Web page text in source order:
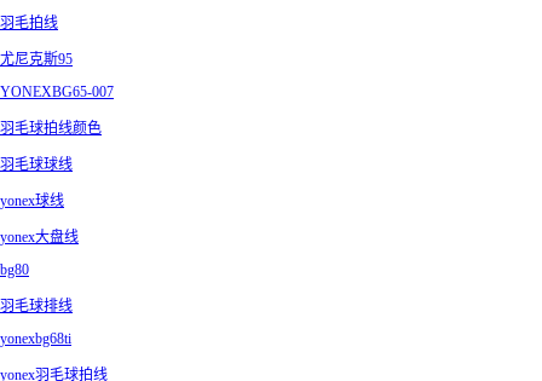
羽毛拍线
尤尼克斯95
YONEXBG65-007
羽毛球拍线颜色
羽毛球球线
yonex球线
yonex大盘线
bg80
羽毛球排线
yonexbg68ti
yonex羽毛球拍线